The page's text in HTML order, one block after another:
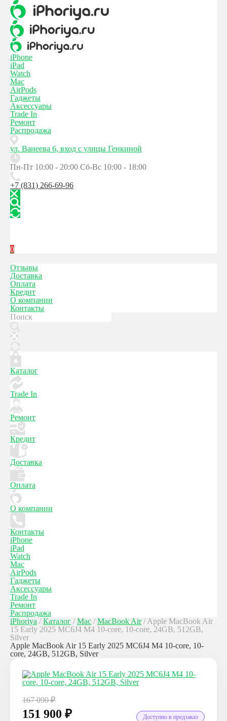
iPhone
iPad
Watch
Mac
AirPods
Гаджеты
Аксессуары
Trade In
Ремонт
Распродажа
ул. Ванеева 6, вход с улицы Генкиной
Пн-Пт 10:00 - 20:00 Сб-Вс 10:00 - 18:00
+7 (831) 266-69-96
0
Отзывы
Доставка
Оплата
Кредит
О компании
Контакты
Каталог
Trade In
Ремонт
Кредит
Доставка
Оплата
О компании
Контакты
iPhone
iPad
Watch
Mac
AirPods
Гаджеты
Аксессуары
Trade In
Ремонт
Распродажа
iPhoriya / Каталог / Mac / MacBook Air/ Apple MacBook Air
15 Early 2025 MC6J4 M4 10-core, 10-core, 24GB, 512GB,
Silver
Apple MacBook Air 15 Early 2025 MC6J4 M4 10-core, 10-
core, 24GB, 512GB, Silver
167 090 ₽
151 900 ₽ Доступно в предзаказ